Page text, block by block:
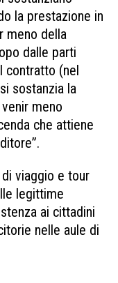
la prestazione in
meno della
dalle parti
contratto (nel
sostanzia la
meno
che attiene
.
viaggio e tour
legittime
ai cittadini
nelle aule di